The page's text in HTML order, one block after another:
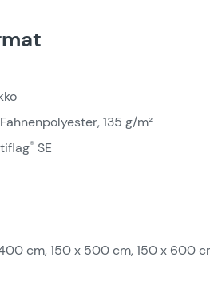
135 g/m²
® SE
cm, 150 x 500 cm, 150 x 600